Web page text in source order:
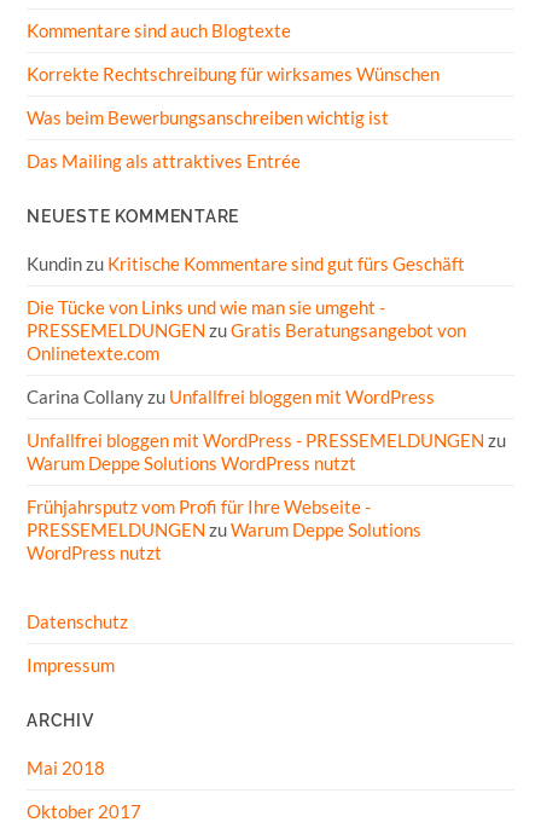
Kommentare sind auch Blogtexte
Korrekte Rechtschreibung für wirksames Wünschen
Was beim Bewerbungsanschreiben wichtig ist
Das Mailing als attraktives Entrée
NEUESTE KOMMENTARE
Kundinzu Kritische Kommentare sind gut fürs Geschäft
Die Tücke von Links und wie man sie umgeht -
PRESSEMELDUNGEN zuGratis Beratungsangebot von
Onlinetexte.com
Carina Collanyzu Unfallfrei bloggen mit WordPress
Unfallfrei bloggen mit WordPress - PRESSEMELDUNGEN zu
Warum Deppe Solutions WordPress nutzt
Frühjahrsputz vom Profi für Ihre Webseite -
PRESSEMELDUNGEN zuWarum Deppe Solutions
WordPress nutzt
Datenschutz
Impressum
ARCHIV
Mai 2018
Oktober 2017